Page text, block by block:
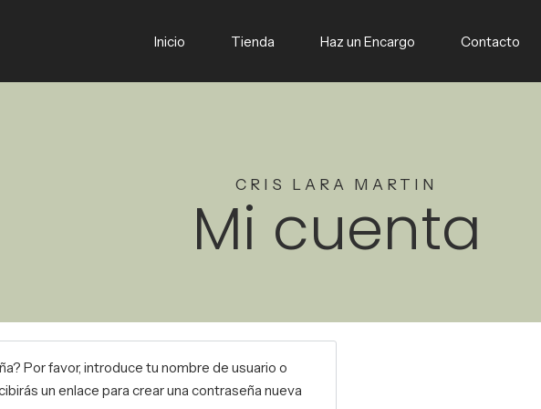
Inicio Tienda Haz un Encargo Contacto
CRIS LARA MARTIN
Mi cuenta
Por favor, introduce tu nombre de usuario o
un enlace para crear una contraseña nueva